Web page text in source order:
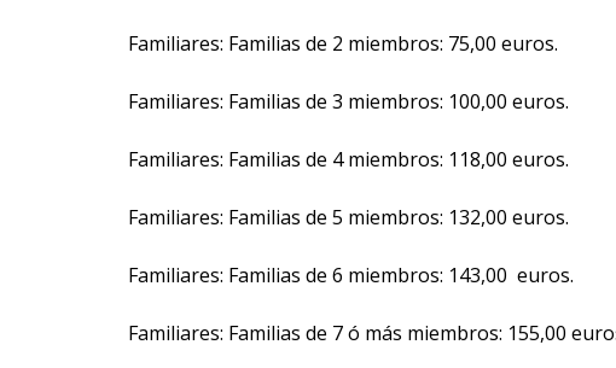
Familiares: Familias de 2 miembros: 75,00 euros.
Familiares: Familias de 3 miembros: 100,00 euros.
Familiares: Familias de 4 miembros: 118,00 euros.
Familiares: Familias de 5 miembros: 132,00 euros.
Familiares: Familias de 6 miembros: 143,00 euros.
Familiares: Familias de 7 ó más miembros: 155,00